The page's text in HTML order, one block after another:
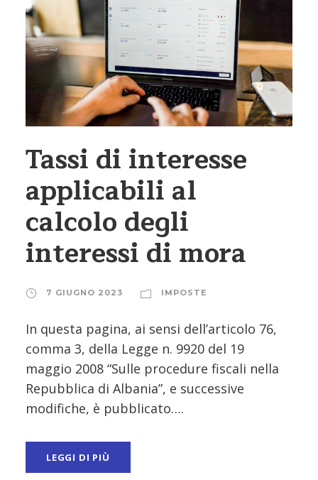
Tassi di interesse
applicabili al
calcolo degli
interessi di mora
7 GIUGNO 2023 IMPOSTE
In questa pagina, ai sensi dell’articolo 76,
comma 3, della Legge n. 9920 del 19
maggio 2008 “Sulle procedure fiscali nella
Repubblica di Albania”, e successive
modifiche, è pubblicato….
LEGGI DI PIÙ